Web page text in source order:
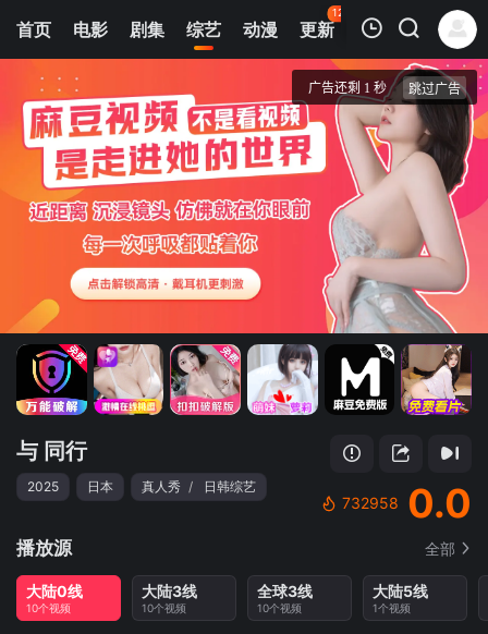
首页 电影 剧集 综艺 动漫 更新
123
热榜 APP
第1期
与Snow Man同行
清空
与 同行
2025 日本 真人秀 / 日韩综艺
732958 0.0
播放源 全部
大陆0线
10个视频
大陆3线
10个视频
全球3线
10个视频
大陆5线
1个视频